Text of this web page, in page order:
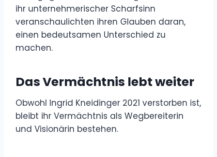
ihr unternehmerischer Scharfsinn
veranschaulichten ihren Glauben daran,
einen bedeutsamen Unterschied zu
machen.
Das Vermächtnis lebt weiter
Obwohl Ingrid Kneidinger 2021 verstorben ist,
bleibt ihr Vermächtnis als Wegbereiterin
und Visionärin bestehen.